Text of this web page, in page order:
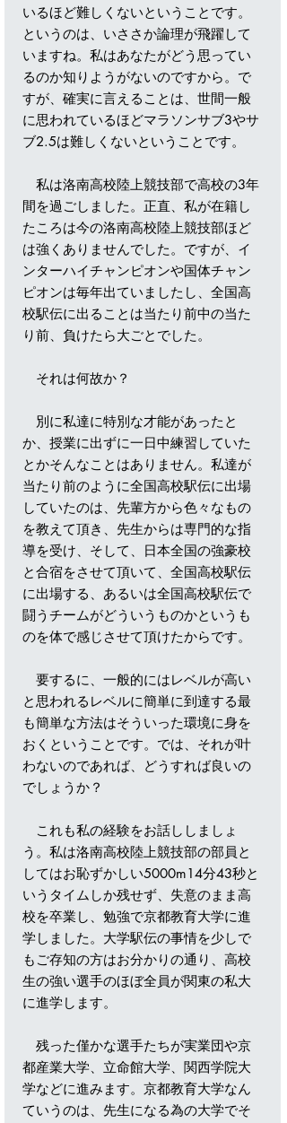
いるほど難しくないということです。
というのは、いささか論理が飛躍して
いますね。私はあなたがどう思ってい
るのか知りようがないのですから。で
すが、確実に言えることは、世間一般
に思われているほどマラソンサブ3やサ
ブ2.5は難しくないということです。
私は洛南高校陸上競技部で高校の3年
間を過ごしました。正直、私が在籍し
たころは今の洛南高校陸上競技部ほど
は強くありませんでした。ですが、イ
ンターハイチャンピオンや国体チャン
ピオンは毎年出ていましたし、全国高
校駅伝に出ることは当たり前中の当た
り前、負けたら大ごとでした。
それは何故か？
別に私達に特別な才能があったと
か、授業に出ずに一日中練習していた
とかそんなことはありません。私達が
当たり前のように全国高校駅伝に出場
していたのは、先輩方から色々なもの
を教えて頂き、先生からは専門的な指
導を受け、そして、日本全国の強豪校
と合宿をさせて頂いて、全国高校駅伝
に出場する、あるいは全国高校駅伝で
闘うチームがどういうものかというも
のを体で感じさせて頂けたからです。
要するに、一般的にはレベルが高い
と思われるレベルに簡単に到達する最
も簡単な方法はそういった環境に身を
おくということです。では、それが叶
わないのであれば、どうすれば良いの
でしょうか？
これも私の経験をお話ししましょ
う。私は洛南高校陸上競技部の部員と
してはお恥ずかしい5000m14分43秒と
いうタイムしか残せず、失意のまま高
校を卒業し、勉強で京都教育大学に進
学しました。大学駅伝の事情を少しで
もご存知の方はお分かりの通り、高校
生の強い選手のほぼ全員が関東の私大
に進学します。
残った僅かな選手たちが実業団や京
都産業大学、立命館大学、関西学院大
学などに進みます。京都教育大学なん
ていうのは、先生になる為の大学でそ